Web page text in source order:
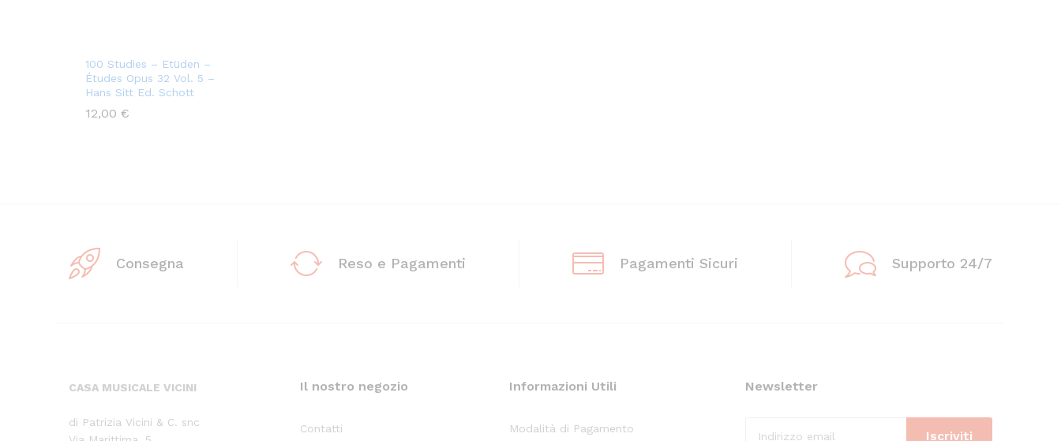
100 Studies – Etüden –
Études Opus 32 Vol. 5 –
Hans Sitt Ed. Schott
12,00 €
Consegna Reso e Pagamenti Pagamenti Sicuri Supporto 24/7
CASA MUSICALE VICINI
di Patrizia Vicini & C. snc
Il nostro negozio
Contatti
Informazioni Utili
Modalità di Pagamento
Newsletter